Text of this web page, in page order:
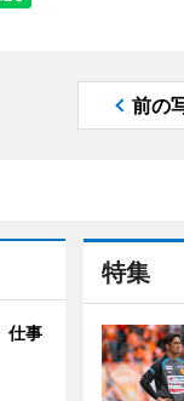
前の
特集
仕事